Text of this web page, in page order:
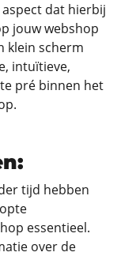
dat hierbij
jouw webshop
klein scherm
intuïtieve,
pré binnen het
tijd hebben
essentieel.
over de